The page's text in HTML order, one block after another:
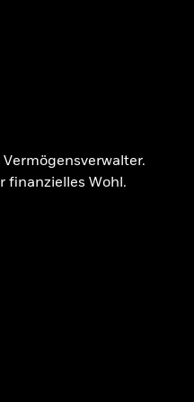
finanzielles Wohl.